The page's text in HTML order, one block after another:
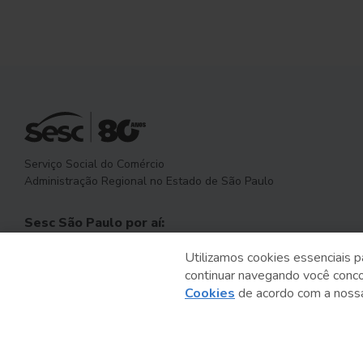
Serviço Social do Comércio
Administração Regional no Estado de São Paulo
Sesc São Paulo por aí:
Utilizamos cookies essenciais
continuar navegando você
Cookies de acordo com a